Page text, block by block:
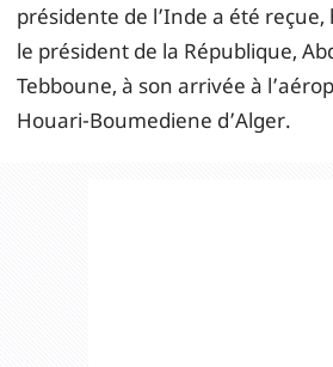
présidente de l’Inde a été
le président de la République,
Tebboune, à son arrivée à
Houari-Boumediene d’Alger.